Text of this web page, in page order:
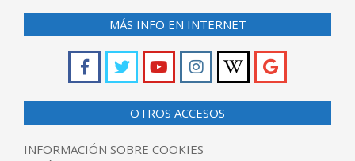
MÁS INFO EN INTERNET
OTROS ACCESOS
INFORMACIÓN SOBRE COOKIES